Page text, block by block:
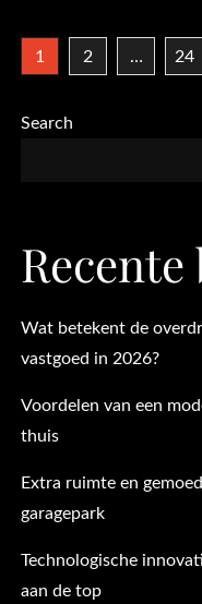
Posts
1 2 … 24
Search
Wat betekent de
vastgoed in 2026?
Voordelen van een
thuis
Extra ruimte en
garagepark
Technologische
aan de top